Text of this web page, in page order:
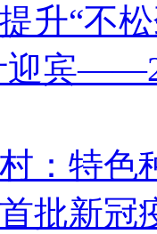
升“不
迎宾
：特色
批新冠